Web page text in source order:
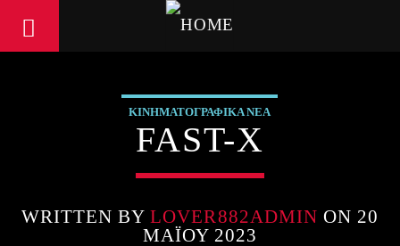
ΚΙΝΗΜΑΤΟΓΡΑΦΙΚΑ ΝΕΑ
FAST-X
WRITTEN BYLOVER882ADMIN ON 20
ΜΑΪ́ΟΥ 2023